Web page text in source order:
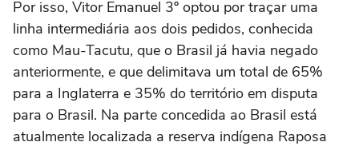
Por isso, Vitor Emanuel 3º optou por traçar uma
linha intermediária aos dois pedidos, conhecida
como Mau-Tacutu, que o Brasil já havia negado
anteriormente, e que delimitava um total de 65%
para a Inglaterra e 35% do território em disputa
para o Brasil. Na parte concedida ao Brasil está
atualmente localizada a reserva indígena Raposa